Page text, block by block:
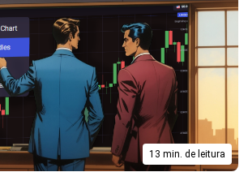
13 min. de leitura